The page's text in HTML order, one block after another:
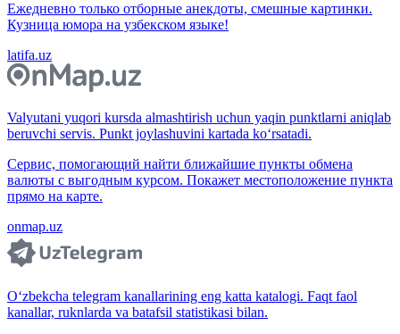
Ежедневно только отборные анекдоты, смешные картинки.
Кузница юмора на узбекском языке!
latifa.uz
Valyutani yuqori kursda almashtirish uchun yaqin punktlarni aniqlab
beruvchi servis. Punkt joylashuvini kartada ko‘rsatadi.
Сервис, помогающий найти ближайшие пункты обмена
валюты с выгодным курсом. Покажет местоположение пункта
прямо на карте.
onmap.uz
O‘zbekcha telegram kanallarining eng katta katalogi. Faqt faol
kanallar, ruknlarda va batafsil statistikasi bilan.